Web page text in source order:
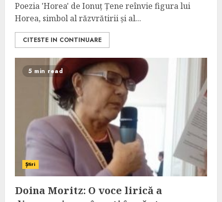
Poezia 'Horea' de Ionuț Țene reînvie figura lui
Horea, simbol al răzvrătirii și al...
CITESTE IN CONTINUARE
5 min read
Știri
Doina Moritz: O voce lirică a